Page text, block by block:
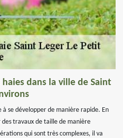
dans la ville de Saint
à se développer de manière rapide. En
travaux de taille de manière
qui sont très complexes, il va